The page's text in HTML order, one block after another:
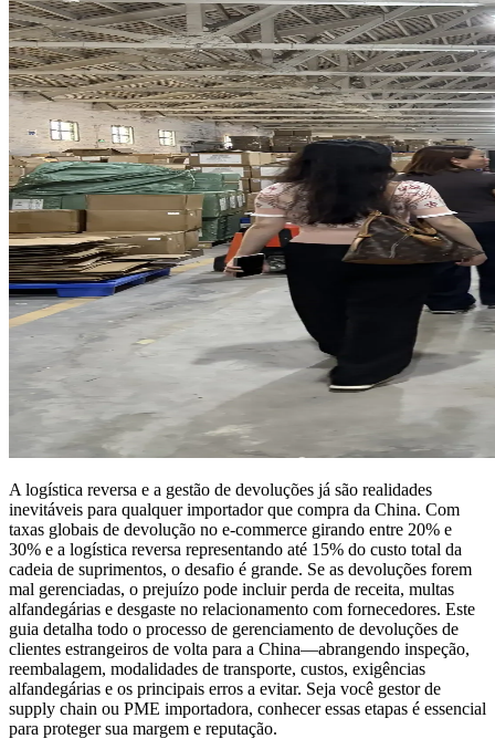
A logística reversa e a gestão de devoluções já são realidades
inevitáveis para qualquer importador que compra da China. Com
taxas globais de devolução no e-commerce girando entre 20% e
30% e a logística reversa representando até 15% do custo total da
cadeia de suprimentos, o desafio é grande. Se as devoluções forem
mal gerenciadas, o prejuízo pode incluir perda de receita, multas
alfandegárias e desgaste no relacionamento com fornecedores. Este
guia detalha todo o processo de gerenciamento de devoluções de
clientes estrangeiros de volta para a China—abrangendo inspeção,
reembalagem, modalidades de transporte, custos, exigências
alfandegárias e os principais erros a evitar. Seja você gestor de
supply chain ou PME importadora, conhecer essas etapas é essencial
para proteger sua margem e reputação.